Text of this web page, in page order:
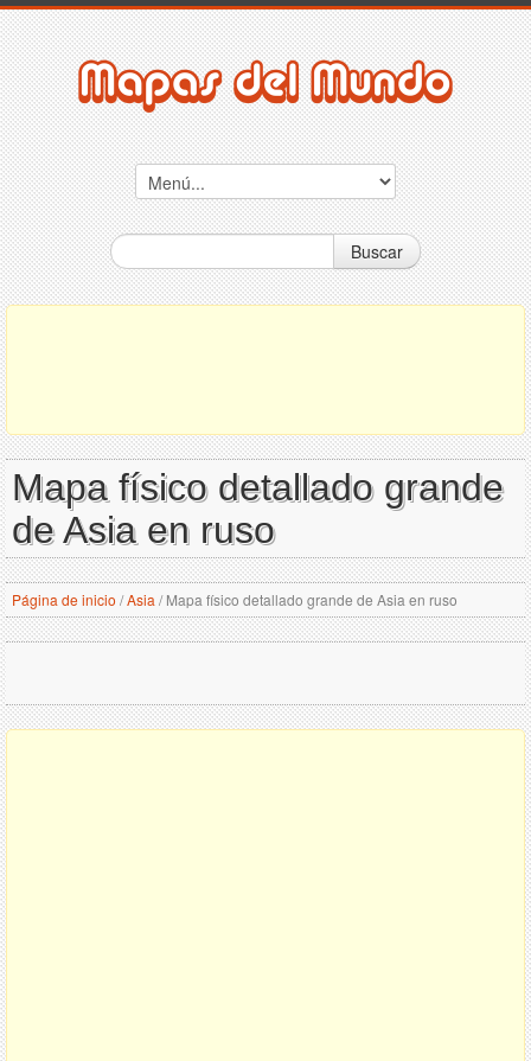
Buscar
Mapa físico detallado grande
de Asia en ruso
Página de inicio /Asia /Mapa físico detallado grande de Asia en ruso